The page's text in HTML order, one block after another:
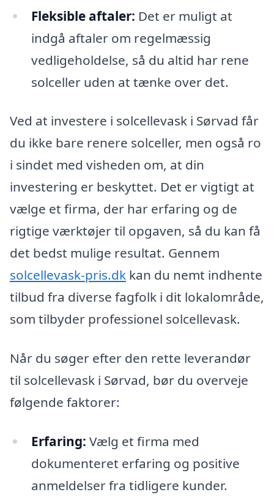
Fleksible aftaler: Det er muligt at
indgå aftaler om regelmæssig
vedligeholdelse, så du altid har rene
solceller uden at tænke over det.
Ved at investere i solcellevask i Sørvad får
du ikke bare renere solceller, men også ro
i sindet med visheden om, at din
investering er beskyttet. Det er vigtigt at
vælge et firma, der har erfaring og de
rigtige værktøjer til opgaven, så du kan få
det bedst mulige resultat. Gennem
solcellevask-pris.dk kan du nemt indhente
tilbud fra diverse fagfolk i dit lokalområde,
som tilbyder professionel solcellevask.
Når du søger efter den rette leverandør
til solcellevask i Sørvad, bør du overveje
følgende faktorer:
Erfaring: Vælg et firma med
dokumenteret erfaring og positive
anmeldelser fra tidligere kunder.